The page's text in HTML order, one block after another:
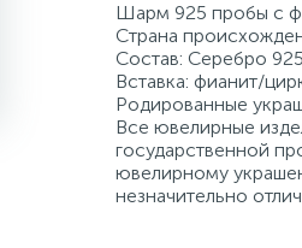
Шарм 925 пробы с
Страна
Состав: Серебро
Вставка: фианит/
Родированные
Все ювелирные
государственной
ювелирному
незначительно